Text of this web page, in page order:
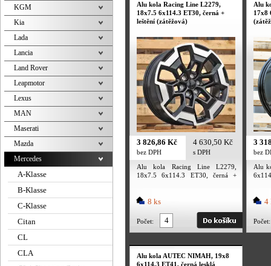
Alu kola Racing Line L2279,
18x7.5 6x114.3 ET30, černá +
leštění (zátěžová)
3 826,86 Kč
bez DPH
4 630,50 Kč
s DPH
Alu kola Racing Line L2279,
18x7.5 6x114.3 ET30, černá +
8 ks
Počet:
Alu
17x8
3
bez
Alu
4
Počet:
Alu kola AUTEC NIMAH, 19x8
6x114.3 ET41, černá lesklá
KGM
Kia
Lada
Lancia
Land Rover
Leapmotor
Lexus
MAN
Maserati
Mazda
Mercedes
A-Klasse
B-Klasse
C-Klasse
Citan
CL
CLA